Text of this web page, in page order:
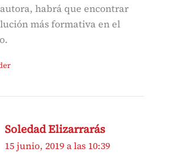
habrá que encontrar
más formativa en el
Soledad Elizarrarás
15 junio, 2019 a las 10:39